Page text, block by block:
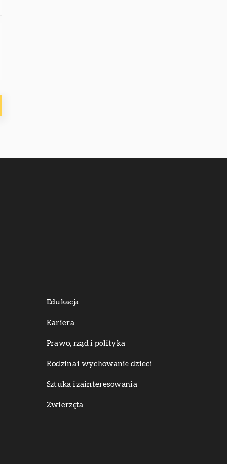
Edukacja
Kariera
Prawo, rząd i polityka
Rodzina i wychowanie dzieci
Sztuka i zainteresowania
Zwierzęta